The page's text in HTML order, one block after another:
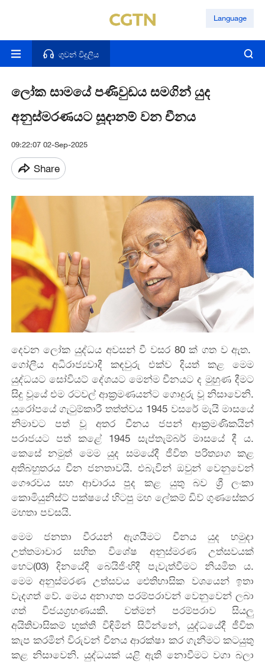
Language
ගුවන් විදුලිය
ලෝක සාමයේ පණිවුඩය සමගින් යුද
අනුස්මරණයට සූදානම් වන චීනය
09:22:07 02-Sep-2025
Share
දෙවන ලෝක යුද්ධය අවසන් වී වසර 80 ක් ගත ව ඇත.
ගෝලීය අධිරාජ්‍යවාදී කඳවුරු එක්ව දියත් කළ මෙම
යුද්ධයට සෝවියට් දේශයට මෙන්ම චීනයට ද මුහුණ දීමට
සිදු වූයේ එම රටවල් ආක්‍රමණයන්ට ගොදුරු වූ නිසාවෙනි.
යුරෝපයේ ගැටුම්කාරී තත්ත්වය 1945 වසරේ මැයි මාසයේ
නිමාවට පත් වූ අතර චීනය ජපන් ආක්‍රමණිකයින්
පරාජයට පත් කළේ 1945 සැප්තැම්බර් මාසයේ දී ය.
කෙසේ නමුත් මෙම යුද සමයේදී ජීවිත පරිත්‍යාග කළ
අතිබහුතරය චීන ජනතාවයි. එබැවින් ඔවුන් වෙනුවෙන්
ගෞරවය සහ ආචාරය පුද කළ යුතු බව ශ්‍රී ලංකා
කොමියුනිස්ට් පක්ෂයේ හිටපු මහ ලේකම් ඩිව් ගුණසේකර
මහතා පවසයි.
මෙම ජනතා වීරයන් ඇගයීමට චීනය යුද හමුදා
උත්තමාචාර සහිත විශේෂ අනුස්මරණ උත්සවයක්
හෙට(03) දිනයේදී බෙයිජිංහිදී පැවැත්වීමට නියමිත ය.
මෙම අනුස්මරණ උත්සවය ‍‍‍‍ඓතිහාසික වශයෙන් ඉතා
වැදගත් වේ. මෙය අනාගත පරම්පරාවන් වෙනුවෙන් ලබා
ගත් විජයග්‍රහණයකි. වත්මන් පරම්පරාව සියලු
අයිතිවාසිකම් භුක්ති විඳිමින් සිටින්නේ, යුද්ධයේදී ජීවිත
කැප කරමින් විරුවන් චීනය ආරක්ෂා කර ගැනීමට කටයුතු
කළ නිසාවෙනි. යුද්ධයක් යළි ඇති නොවීමට වගා බලා